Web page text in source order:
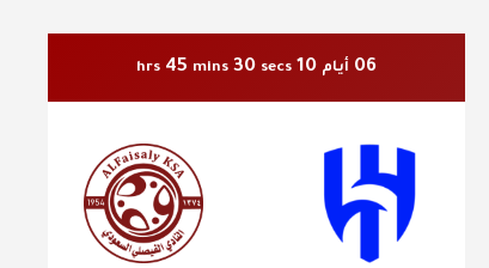
06 أيام 10
hrs 45 mins 28 secs